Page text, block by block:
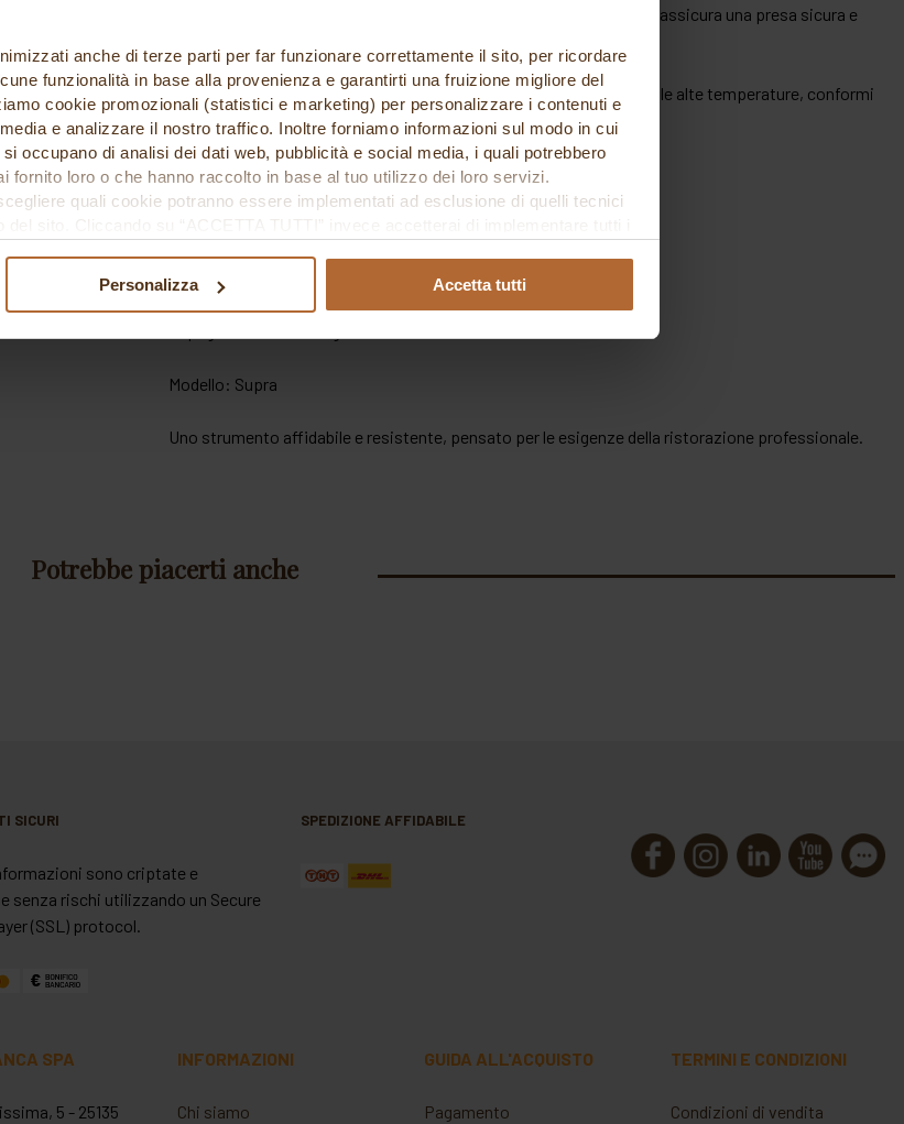
anche di terze parti per far funzionare correttamente il sito, per ricordare
funzionalità in base alla provenienza e garantirti una fruizione migliore del
cookie promozionali (statistici e marketing) per personalizzare i contenuti e
e analizzare il nostro traffico. Inoltre forniamo informazioni sul modo in cui
occupano di analisi dei dati web, pubblicità e social media, i quali potrebbero
fornito loro o che hanno raccolto in base al tuo utilizzo dei loro servizi.
quali cookie potranno essere implementati ad esclusione di quelli tecnici
Personalizza Accetta tutti
resistenza e flessibilità, mentre l’impugnatura ergonomica in SEBS assicura una presa sicura e
I materiali utilizzati sono sterilizzabili, resistenti alla corrosione e alle alte temperature, conformi
alle normative vigenti in materia di igiene e sicurezza alimentare.
Dettagli prodotto
Materiale lama: Acciaio inox AISI 420
Modello: Supra
Uno strumento affidabile e resistente, pensato per le esigenze della ristorazione professionale.
Potrebbe piacerti anche
SICURI
sono criptate e
senza rischi utilizzando un Secure
(SSL) protocol.
SPEDIZIONE AFFIDABILE
SPA
5 - 25135
INFORMAZIONI
Chi siamo
GUIDA ALL'ACQUISTO
Pagamento
TERMINI E CONDIZIONI
Condizioni di vendita